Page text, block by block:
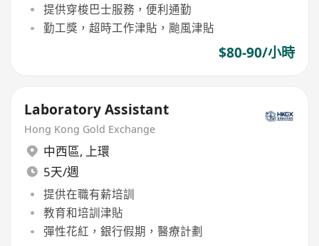
提供穿梭巴士服務，便利通勤
勤工獎，超時工作津貼，颱風津貼
$80-90/小時
Laboratory Assistant
Hong Kong Gold Exchange
中西區, 上環
5天/週
提供在職有薪培訓
教育和培訓津貼
彈性花紅，銀行假期，醫療計劃